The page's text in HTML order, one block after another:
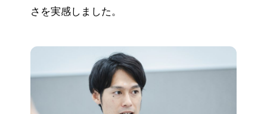
さを実感しました。